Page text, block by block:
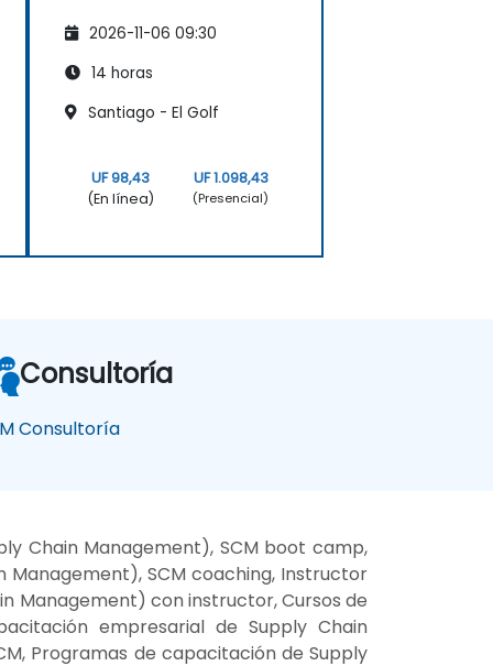
2026-11-06 09:30
14 horas
Santiago - El Golf
UF 98,43
(En línea)
UF 1.098,43
(Presencial)
Consultoría
Consultoría
Chain Management), SCM boot camp,
Management), SCM coaching, Instructor
Management) con instructor, Cursos de
empresarial de Supply Chain
Programas de capacitación de Supply